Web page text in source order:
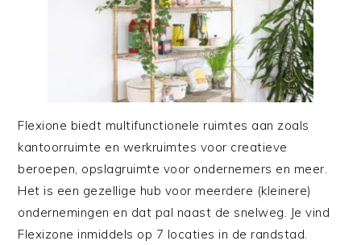
Flexione biedt multifunctionele ruimtes aan zoals
kantoorruimte en werkruimtes voor creatieve
beroepen, opslagruimte voor ondernemers en meer.
Het is een gezellige hub voor meerdere (kleinere)
ondernemingen en dat pal naast de snelweg. Je vind
Flexizone inmiddels op 7 locaties in de randstad.